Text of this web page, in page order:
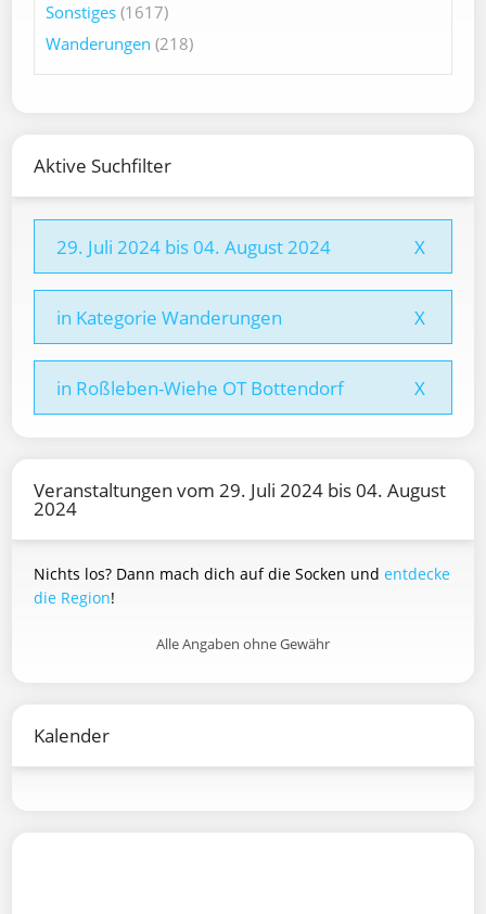
Sonstiges (1617)
Wanderungen (218)
Aktive Suchfilter
29. Juli 2024 bis 04. August 2024 X
in Kategorie Wanderungen X
in Roßleben-Wiehe OT Bottendorf X
Veranstaltungen vom 29. Juli 2024 bis 04. August
2024
Nichts los? Dann mach dich auf die Socken und entdecke
die Region!
Alle Angaben ohne Gewähr
Kalender